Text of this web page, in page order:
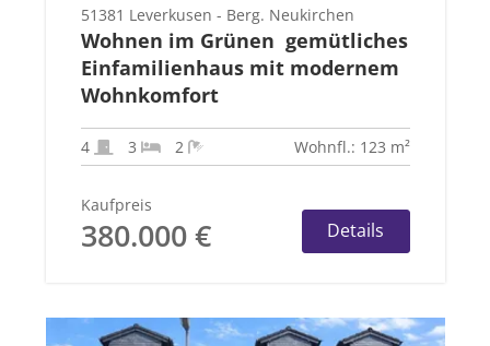
51381 Leverkusen - Berg. Neukirchen
Wohnen im Grünen  gemütliches
Einfamilienhaus mit modernem
Wohnkomfort
4 3 2 Wohnfl.: 123 m²
Kaufpreis
380.000 € Details